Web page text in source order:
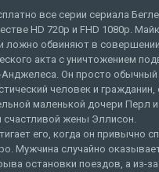
все серии сериала
HD 720p и FHD 1080p.
ложно обвиняют в
акта с уничтожением
Он просто обычный
человек и гражданин,
маленькой дочери Перл
счастливой жены Эллисон.
его, когда он привычно
Мужчина случайно
остановки поездов, а из-